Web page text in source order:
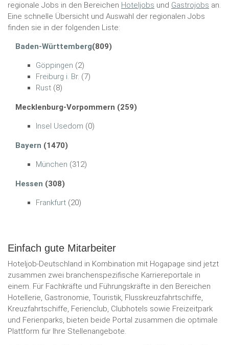
regionale Jobs in den Bereichen Hoteljobs und Gastrojobs an.
Eine schnelle Übersicht und Auswahl der regionalen Jobs
finden sie in der folgenden Liste:
Baden-Württemberg(809)
Göppingen (2)
Freiburg i. Br. (7)
Rust (8)
Mecklenburg-Vorpommern (259)
Insel Usedom (0)
Bayern (1470)
München (312)
Hessen (308)
Frankfurt (20)
Einfach gute Mitarbeiter
Hoteljob-Deutschland in Kombination mit Hogapage sind jetzt
zusammen zwei branchenspezifische Karriereportale in
einem. Für Fachkräfte und Führungskräfte in den Bereichen
Hotellerie, Gastronomie, Touristik, Flusskreuzfahrtschiffe,
Kreuzfahrtschiffe, Ferienclub, Clubhotels sowie Freizeitpark
und Ferienparks, bieten beide Portal zusammen die optimale
Plattform für Ihre Stellenangebote.